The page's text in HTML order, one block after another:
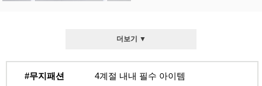
더보기 ▼
#무지패션 4계절 내내 필수 아이템